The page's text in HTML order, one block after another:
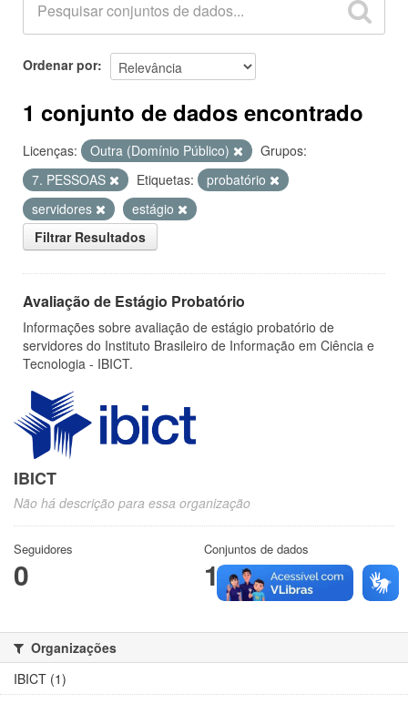
Ordenar por
1 conjunto de dados encontrado
Licenças: Outra (Domínio Público)
Grupos:
7. PESSOAS
Etiquetas:
probatório
servidores
estágio
Filtrar Resultados
Avaliação de Estágio Probatório
Informações sobre avaliação de estágio probatório de
servidores do Instituto Brasileiro de Informação em Ciência e
Tecnologia - IBICT.
IBICT
Não há descrição para essa organização
Seguidores
0
Conjuntos de dados
1
Organizações
IBICT (1)